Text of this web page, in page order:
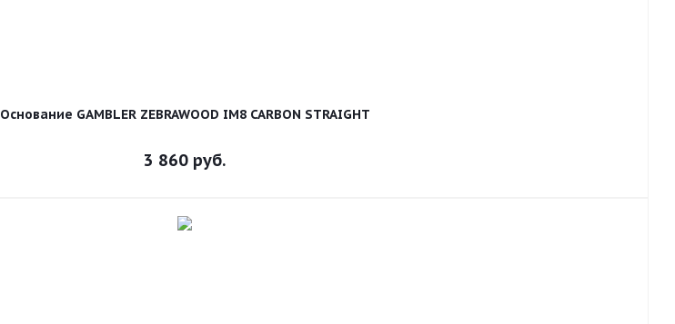
Основание GAMBLER ZEBRAWOOD IM8 CARBON STRAIGHT
3 860 руб.